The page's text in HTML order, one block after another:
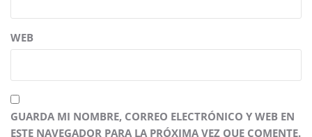
WEB
GUARDA MI NOMBRE, CORREO ELECTRÓNICO Y WEB EN
ESTE NAVEGADOR PARA LA PRÓXIMA VEZ QUE COMENTE.